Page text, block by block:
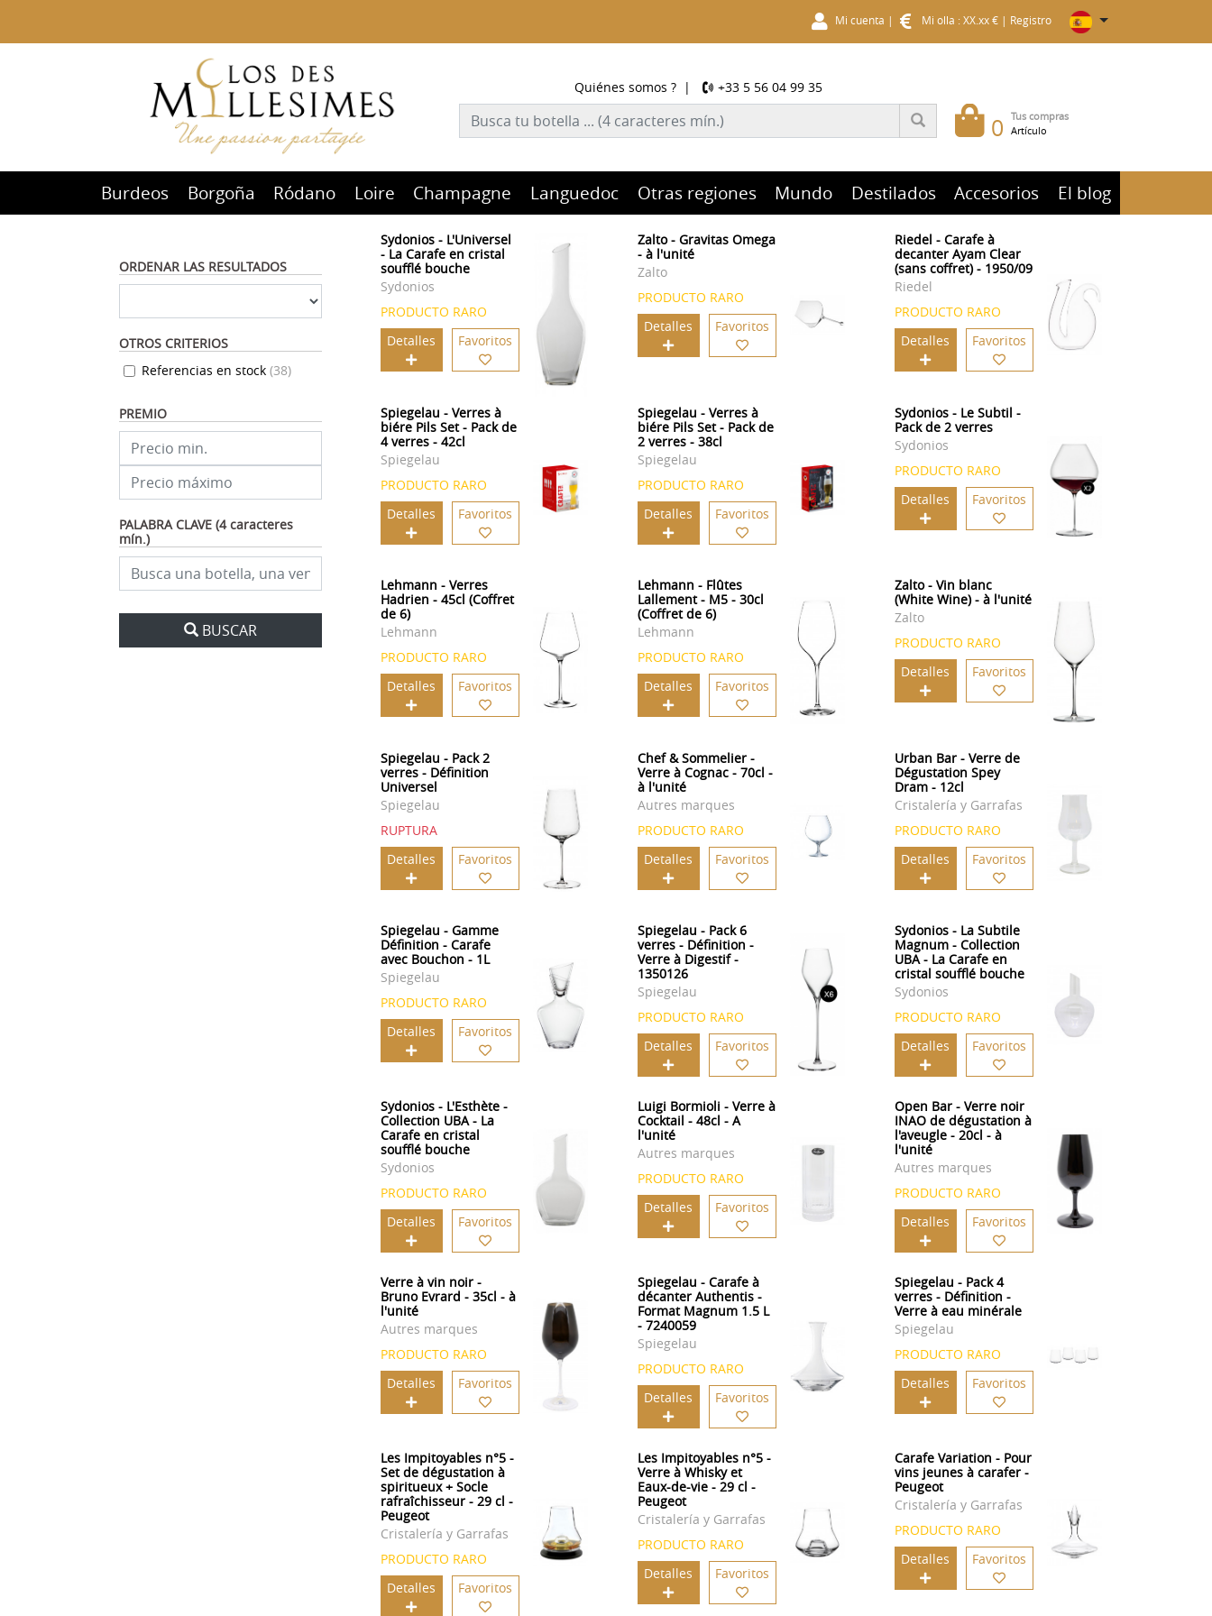
Mi cuenta | Mi olla : XX.xx € | Registro
0 Tus compras
Artículo
Quiénes somos ?| +33 5 56 04 99 35
Burdeos Borgoña Ródano Loire Champagne Languedoc Otras regiones Mundo Destilados Accesorios El blog
ORDENAR LAS RESULTADOS
OTROS CRITERIOS
Referencias en stock (38)
PREMIO
PALABRA CLAVE (4 caracteres
mín.)
BUSCAR
Sydonios - L'Universel
- La Carafe en cristal
soufflé bouche
Sydonios
PRODUCTO RARO
Detalles
Favoritos
Zalto - Gravitas Omega
- à l'unité
Zalto
PRODUCTO RARO
Detalles
Favoritos
Riedel - Carafe à
decanter Ayam Clear
(sans coffret) - 1950/09
Riedel
PRODUCTO RARO
Detalles
Favoritos
Spiegelau - Verres à
biére Pils Set - Pack de
4 verres - 42cl
Spiegelau
PRODUCTO RARO
Detalles
Favoritos
Spiegelau - Verres à
biére Pils Set - Pack de
2 verres - 38cl
Spiegelau
PRODUCTO RARO
Detalles
Favoritos
Sydonios - Le Subtil -
Pack de 2 verres
Sydonios
PRODUCTO RARO
Detalles
Favoritos
Lehmann - Verres
Hadrien - 45cl (Coffret
de 6)
Lehmann
PRODUCTO RARO
Detalles
Favoritos
Lehmann - Flûtes
Lallement - M5 - 30cl
(Coffret de 6)
Lehmann
PRODUCTO RARO
Detalles
Favoritos
Zalto - Vin blanc
(White Wine) - à l'unité
Zalto
PRODUCTO RARO
Detalles
Favoritos
Spiegelau - Pack 2
verres - Définition
Universel
Spiegelau
RUPTURA
Detalles
Favoritos
Chef & Sommelier -
Verre à Cognac - 70cl -
à l'unité
Autres marques
PRODUCTO RARO
Detalles
Favoritos
Urban Bar - Verre de
Dégustation Spey
Dram - 12cl
Cristalería y Garrafas
PRODUCTO RARO
Detalles
Favoritos
Spiegelau - Gamme
Définition - Carafe
avec Bouchon - 1L
Spiegelau
PRODUCTO RARO
Detalles
Favoritos
Spiegelau - Pack 6
verres - Définition -
Verre à Digestif -
1350126
Spiegelau
PRODUCTO RARO
Detalles
Favoritos
Sydonios - La Subtile
Magnum - Collection
UBA - La Carafe en
cristal soufflé bouche
Sydonios
PRODUCTO RARO
Detalles
Favoritos
Sydonios - L'Esthète -
Collection UBA - La
Carafe en cristal
soufflé bouche
Sydonios
PRODUCTO RARO
Detalles
Favoritos
Luigi Bormioli - Verre à
Cocktail - 48cl - A
l'unité
Autres marques
PRODUCTO RARO
Detalles
Favoritos
Open Bar - Verre noir
INAO de dégustation à
l'aveugle - 20cl - à
l'unité
Autres marques
PRODUCTO RARO
Detalles
Favoritos
Verre à vin noir -
Bruno Evrard - 35cl - à
l'unité
Autres marques
PRODUCTO RARO
Detalles
Favoritos
Spiegelau - Carafe à
décanter Authentis -
Format Magnum 1.5 L
- 7240059
Spiegelau
PRODUCTO RARO
Detalles
Favoritos
Spiegelau - Pack 4
verres - Définition -
Verre à eau minérale
Spiegelau
PRODUCTO RARO
Detalles
Favoritos
Les Impitoyables n°5 -
Set de dégustation à
spiritueux + Socle
rafraîchisseur - 29 cl -
Peugeot
Cristalería y Garrafas
PRODUCTO RARO
Detalles
Favoritos
Les Impitoyables n°5 -
Verre à Whisky et
Eaux-de-vie - 29 cl -
Peugeot
Cristalería y Garrafas
PRODUCTO RARO
Detalles
Favoritos
Carafe Variation - Pour
vins jeunes à carafer -
Peugeot
Cristalería y Garrafas
PRODUCTO RARO
Detalles
Favoritos